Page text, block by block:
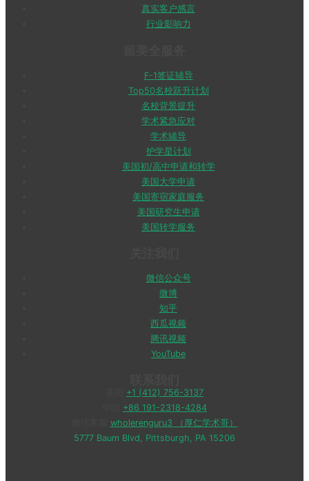
真实客户感言
行业影响力
F-1签证辅导
Top50名校跃升计划
名校背景提升
学术紧急应对
学术辅导
护学星计划
美国初/高中申请和转学
美国大学申请
美国寄宿家庭服务
美国研究生申请
美国转学服务
微信公众号
微博
知乎
西瓜视频
腾讯视频
YouTube
+1 (412) 756-3137
+86 191-2318-4284
wholerenguru3 （厚仁学术哥）
5777 Baum Blvd, Pittsburgh, PA 15206